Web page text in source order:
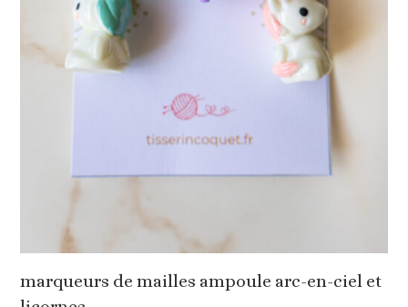
marqueurs de mailles ampoule arc-en-ciel et